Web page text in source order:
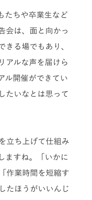
たちや卒業生など
会は、面と向かっ
きる場でもあり、
アルな声を届けら
ル開催ができてい
たいなとは思って
立ち上げて仕組み
ますね。「いかに
作業時間を短縮す
たほうがいいんじ